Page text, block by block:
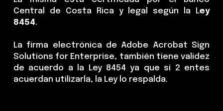
Central de Costa Rica y legal según la Ley
8454.
La firma electrónica de Adobe Acrobat Sign
Solutions for Enterprise, también tiene validez
de acuerdo a la Ley 8454 ya que si 2 entes
acuerdan utilizarla, la Ley lo respalda.